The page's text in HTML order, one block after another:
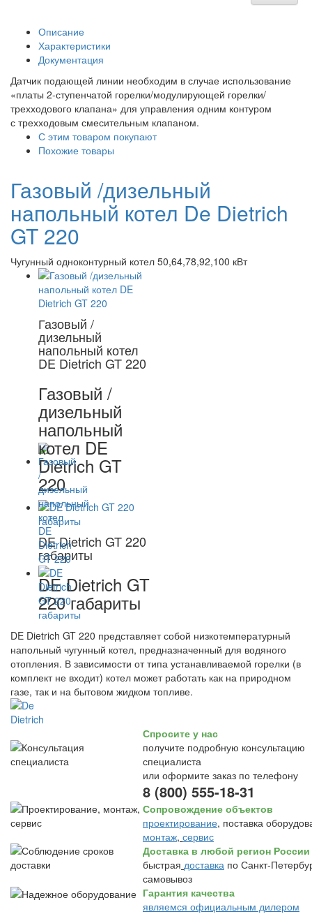
Описание
Характеристики
Документация
Датчик подающей линии необходим в случае использование
«платы 2-ступенчатой горелки/модулирующей горелки/
трехходового клапана» для управления одним контуром
с трехходовым смесительным клапаном.
С этим товаром покупают
Похожие товары
Газовый /дизельный
напольный котел De Dietrich
GT 220
Чугунный одноконтурный котел 50,64,78,92,100 кВт
Газовый /
дизельный
напольный котел
DE Dietrich GT 220
Газовый /
дизельный
напольный
котел DE
Dietrich GT
220
DE Dietrich GT 220
габариты
DE Dietrich GT
220 габариты
DE Dietrich GT 220 представляет собой низкотемпературный
напольный чугунный котел, предназначенный для водяного
отопления. В зависимости от типа устанавливаемой горелки (в
комплект не входит) котел может работать как на природном
газе, так и на бытовом жидком топливе.
Спросите у нас
получите подробную консультацию
специалиста
или оформите заказ по телефону
8 (800) 555-18-31
Сопровождение объектов
проектирование, поставка
монтаж, сервис
Доставка в любой регион России
быстрая доставка по Санкт-
самовывоз
Гарантия качества
являемся официальным дилером